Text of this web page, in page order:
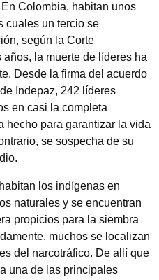
Colombia, habitan unos
cuales un tercio se
según la Corte
la muerte de líderes ha
Desde la firma del acuerdo
Indepaz, 242 líderes
en casi la completa
hecho para garantizar la vida
se sospecha de su
los indígenas en
naturales y se encuentran
propicios para la siembra
muchos se localizan
del narcotráfico. De allí que
una de las principales